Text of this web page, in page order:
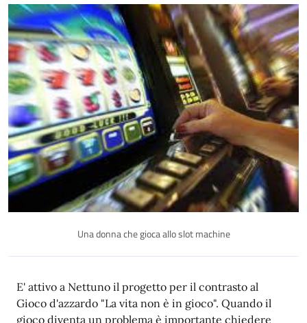
Una donna che gioca allo slot machine
Descrizione
E' attivo a Nettuno il progetto per il contrasto al
Gioco d'azzardo "La vita non è in gioco". Quando il
gioco diventa un problema è importante chiedere